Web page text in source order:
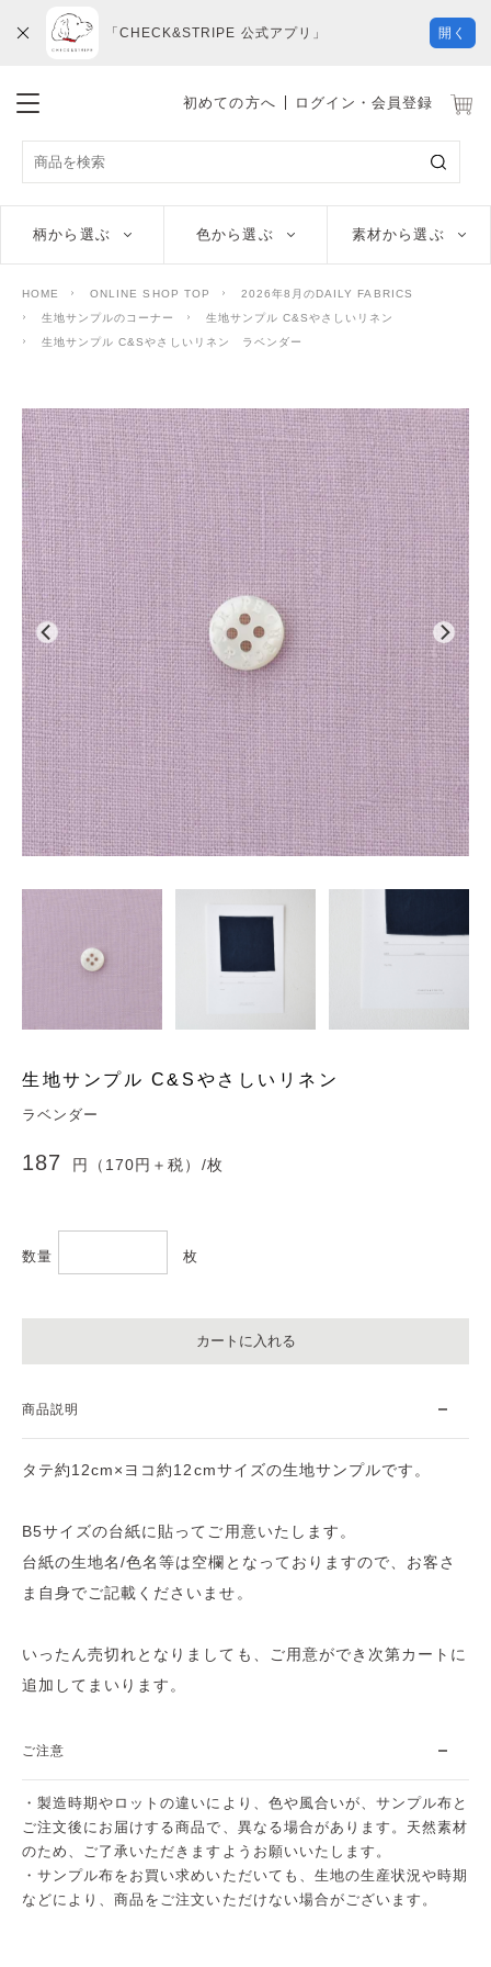
初めての方へ ログイン・会員登録
柄から選ぶ 色から選ぶ 素材から選ぶ
HOME ONLINE SHOP TOP
2026年8月のDAILY FABRICS
生地サンプルのコーナー
生地サンプル C&Sやさしいリネン
生地サンプル C&Sやさしいリネン ラベンダー
生地サンプル C&Sやさしいリネン
ラベンダー
187 円（170円＋税） /枚
数量 枚
カートに入れる
商品説明
タテ約12cm×ヨコ約12cmサイズの生地サンプルです。
B5サイズの台紙に貼ってご用意いたします。
台紙の生地名/色名等は空欄となっておりますので、お客さ
ま自身でご記載くださいませ。
いったん売切れとなりましても、ご用意ができ次第カートに
追加してまいります。
ご注意
・製造時期やロットの違いにより、色や風合いが、サンプル布と
ご注文後にお届けする商品で、異なる場合があります。天然素材
のため、ご了承いただきますようお願いいたします。
・サンプル布をお買い求めいただいても、生地の生産状況や時期
などにより、商品をご注文いただけない場合がございます。
「CHECK&STRIPE 公式アプリ」 開く